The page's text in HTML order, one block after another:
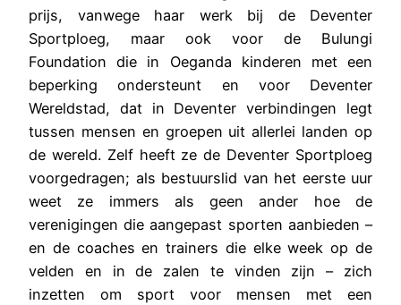
prijs, vanwege haar werk bij de Deventer
Sportploeg, maar ook voor de Bulungi
Foundation die in Oeganda kinderen met een
beperking ondersteunt en voor Deventer
Wereldstad, dat in Deventer verbindingen legt
tussen mensen en groepen uit allerlei landen op
de wereld. Zelf heeft ze de Deventer Sportploeg
voorgedragen; als bestuurslid van het eerste uur
weet ze immers als geen ander hoe de
verenigingen die aangepast sporten aanbieden –
en de coaches en trainers die elke week op de
velden en in de zalen te vinden zijn – zich
inzetten om sport voor mensen met een